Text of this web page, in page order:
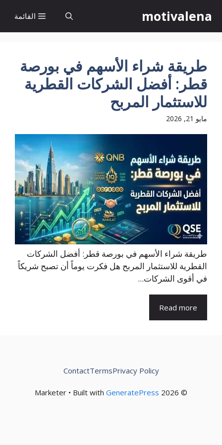
إلى
المحتوى
motivalena القائمة
طريقة شراء الأسهم في بورصة
قطر: أفضل الشركات القطرية
للاستثمار المربح
مايو 21, 2026
طريقة شراء الأسهم في بورصة قطر: أفضل الشركات
القطرية للاستثمار المربح هل فكرت يوماً أن تصبح شريكاً
في أقوى الشركات...
Read more
© 2026 Marketer • Built with
GeneratePress
Privacy Policy
Terms
Contact